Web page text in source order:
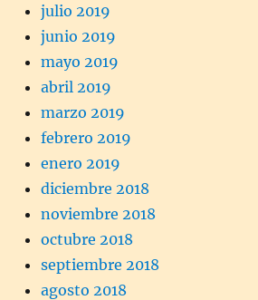
julio 2019
junio 2019
mayo 2019
abril 2019
marzo 2019
febrero 2019
enero 2019
diciembre 2018
noviembre 2018
octubre 2018
septiembre 2018
agosto 2018